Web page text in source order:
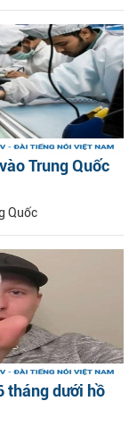
Trung Quốc
Quốc
tháng dưới hồ